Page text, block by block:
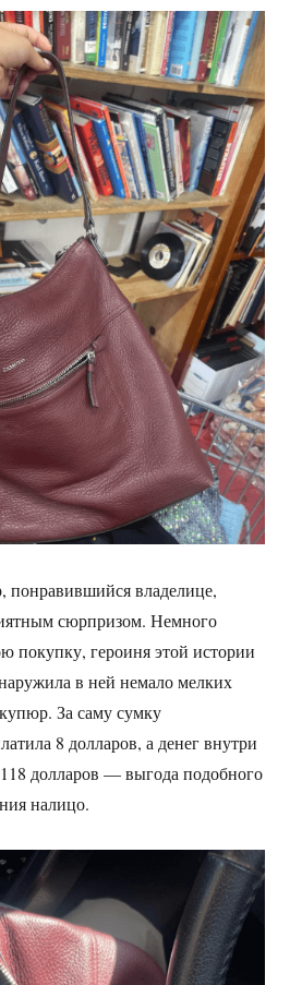
понравившийся владелице,
сюрпризом. Немного
покупку, героиня этой истории
в ней немало мелких
За саму сумку
8 долларов, а денег внутри
долларов — выгода подобного
налицо.